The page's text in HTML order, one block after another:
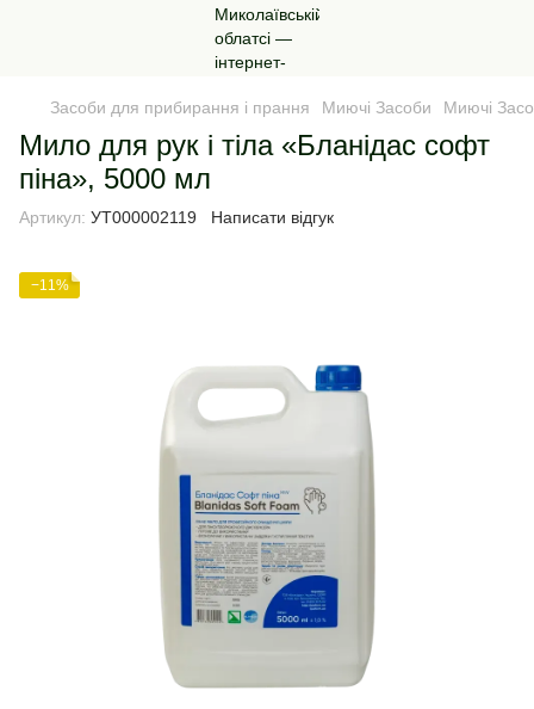
Засоби для прибирання і прання Миючі Засоби Миючі
Мило для рук і тіла «Бланідас софт
піна», 5000 мл
Артикул: УТ000002119 Написати відгук
−11%